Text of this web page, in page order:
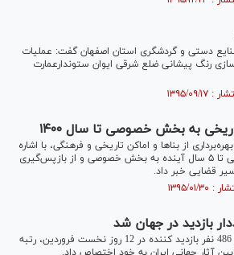
دستی و گردشگری استان اصفهان گفت: عملیات
رنگ پیشانی ضلع شرقی ایوان ستوندارعمارت
از بناها و اماکن تاریخی و فرهنگی، با اشاره
به واگذاری ۱۰۸۲ بنای تاریخی تا ۵ سال آینده به بخش خصوصی و از بازپس‌گیری
قضایی خبر داد.
بازدید در جهان شد
تخت جمشید با 456 هزار و 486 نفر بازدید کننده در 12 روز نخست فروردین، رتبه